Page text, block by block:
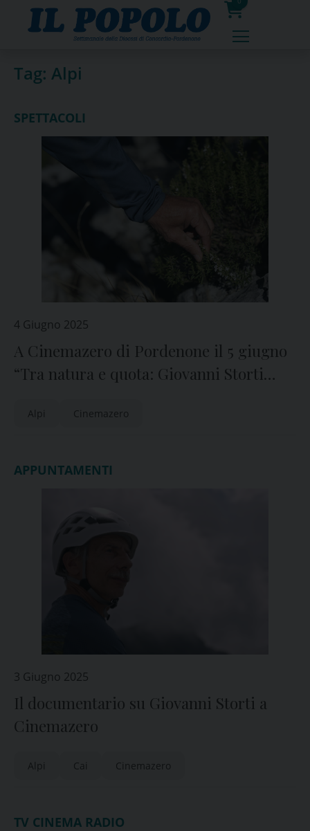
0
prodotti
Tag: Alpi
SPETTACOLI
4 Giugno 2025
A Cinemazero di Pordenone il 5 giugno
“Tra natura e quota: Giovanni Storti
Alpi Cinemazero
APPUNTAMENTI
3 Giugno 2025
Il documentario su Giovanni Storti a
Cinemazero
Alpi Cai Cinemazero
TV CINEMA RADIO